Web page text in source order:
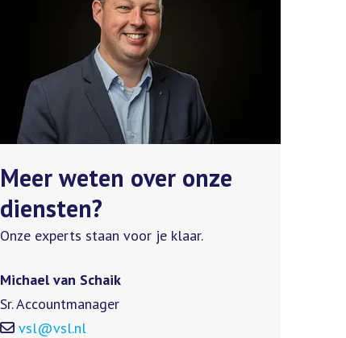
Meer weten over onze
diensten?
Onze experts staan voor je klaar.
Michael van Schaik
Sr. Accountmanager
vsl@vsl.nl